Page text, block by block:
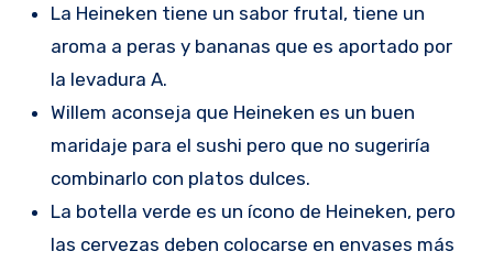
La Heineken tiene un sabor frutal, tiene un
aroma a peras y bananas que es aportado por
la levadura A.
Willem aconseja que Heineken es un buen
maridaje para el sushi pero que no sugeriría
combinarlo con platos dulces.
La botella verde es un ícono de Heineken, pero
las cervezas deben colocarse en envases más